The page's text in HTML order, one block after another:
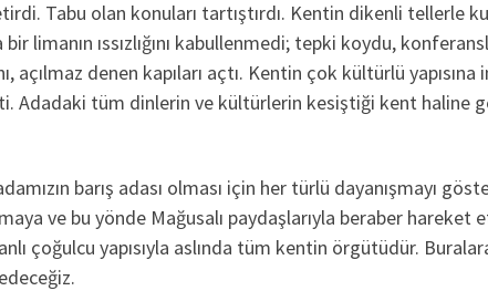
Tabu olan konuları tartıştırdı. Kentin dikenli tellerle
limanın ıssızlığını kabullenmedi; tepki koydu,
denen kapıları açtı. Kentin çok kültürlü
Adadaki tüm dinlerin ve kültürlerin kesiştiği kent haline
barış adası olması için her türlü dayanışmayı
ve bu yönde Mağusalı paydaşlarıyla beraber
çoğulcu yapısıyla aslında tüm kentin örgütüdür.